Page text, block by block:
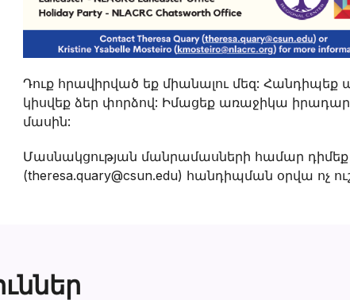
Դուք հրավիրված եք միանալու մեզ: Հանդիպեք
կիսվեք ձեր փորձով: Իմացեք առաջիկա
մասին:
Մասնակցության մանրամասների համար
(theresa.quary@csun.edu) հանդիպման օրվա ոչ